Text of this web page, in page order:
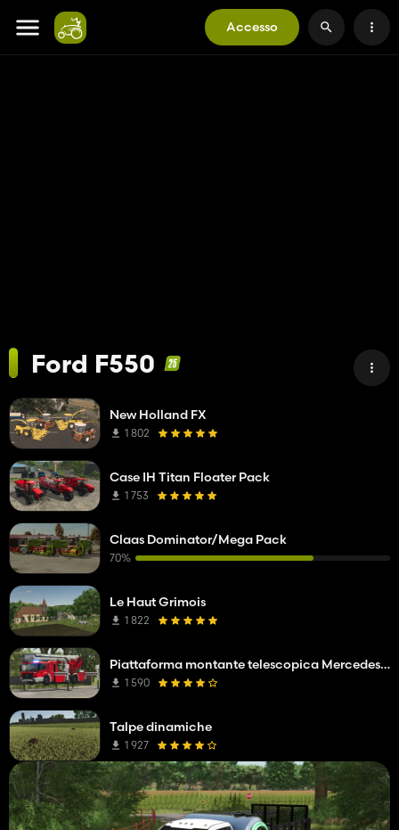
Accesso
Ford F550
New Holland FX
1 802
Case IH Titan Floater Pack
1 753
Claas Dominator/Mega Pack
70%
Le Haut Grimois
1 822
Piattaforma montante telescopica Mercedes Benz Econic WISS
1 590
Talpe dinamiche
1 927